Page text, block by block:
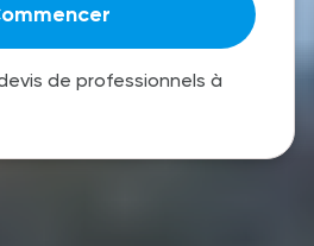
de professionnels à